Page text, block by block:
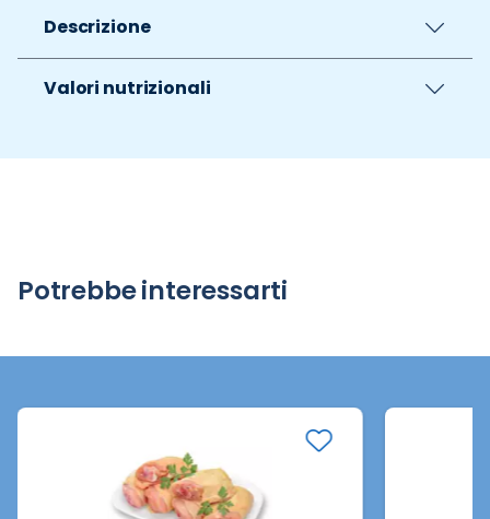
Descrizione
Valori nutrizionali
Potrebbe interessarti